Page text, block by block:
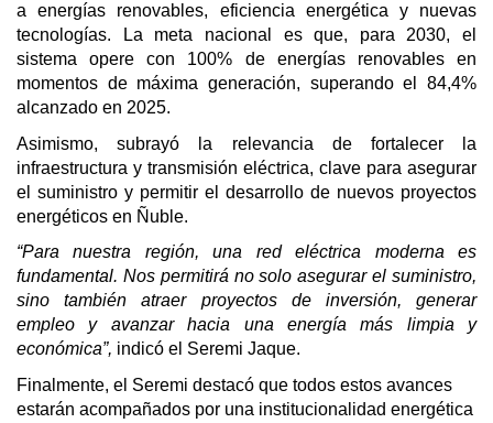
a energías renovables, eficiencia energética y nuevas
tecnologías. La meta nacional es que, para 2030, el
sistema opere con 100% de energías renovables en
momentos de máxima generación, superando el 84,4%
alcanzado en 2025.
Asimismo, subrayó la relevancia de fortalecer la
infraestructura y transmisión eléctrica, clave para asegurar
el suministro y permitir el desarrollo de nuevos proyectos
energéticos en Ñuble.
“Para nuestra región, una red eléctrica moderna es
fundamental. Nos permitirá no solo asegurar el suministro,
sino también atraer proyectos de inversión, generar
empleo y avanzar hacia una energía más limpia y
económica”, indicó el Seremi Jaque.
Finalmente, el Seremi destacó que todos estos avances
estarán acompañados por una institucionalidad energética